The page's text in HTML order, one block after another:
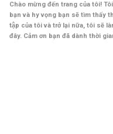
Chào mừng đến trang của tôi!
bạn và hy vọng bạn sẽ tìm thấy
tập của tôi và trở lại nữa, tôi sẽ
đây. Cảm ơn bạn đã dành thời